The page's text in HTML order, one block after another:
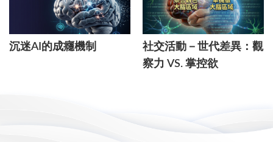
沉迷AI的成癮機制
社交活動－世代差異：觀
察力 VS. 掌控欲